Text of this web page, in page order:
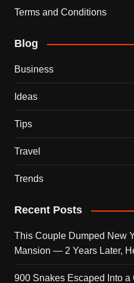
Terms and Conditions
Blog
Business
Ideas
Tips
Travel
Trends
Recent Posts
This Couple Dumped New
Mansion — 2 Years Later,
900 Snakes Escaped Into